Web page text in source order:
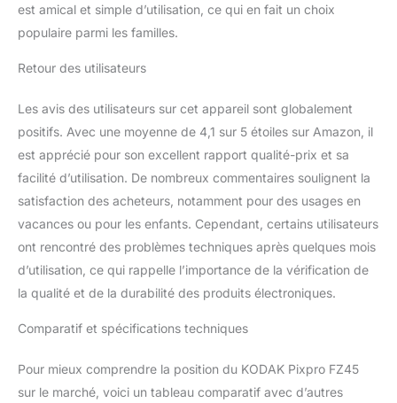
est amical et simple d’utilisation, ce qui en fait un choix
populaire parmi les familles.
Retour des utilisateurs
Les avis des utilisateurs sur cet appareil sont globalement
positifs. Avec une moyenne de 4,1 sur 5 étoiles sur Amazon, il
est apprécié pour son excellent rapport qualité-prix et sa
facilité d’utilisation. De nombreux commentaires soulignent la
satisfaction des acheteurs, notamment pour des usages en
vacances ou pour les enfants. Cependant, certains utilisateurs
ont rencontré des problèmes techniques après quelques mois
d’utilisation, ce qui rappelle l’importance de la vérification de
la qualité et de la durabilité des produits électroniques.
Comparatif et spécifications techniques
Pour mieux comprendre la position du KODAK Pixpro FZ45
sur le marché, voici un tableau comparatif avec d’autres